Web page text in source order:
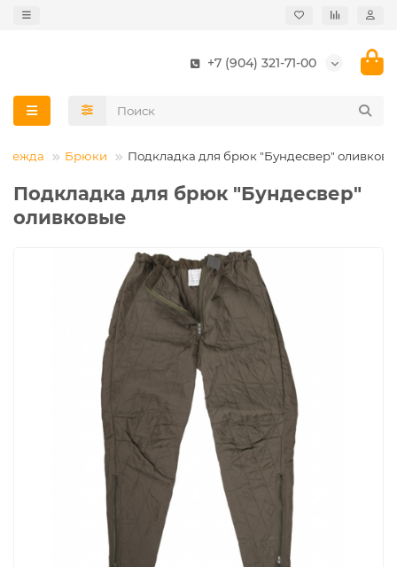
+7 (904) 321-71-00
Брюки Подкладка для брюк "Бундесвер"
Подкладка для брюк "Бундесвер"
оливковые